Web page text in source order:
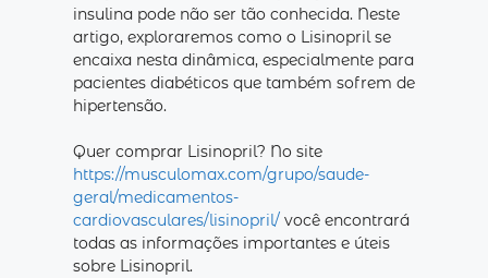
insulina pode não ser tão conhecida. Neste
artigo, exploraremos como o Lisinopril se
encaixa nesta dinâmica, especialmente para
pacientes diabéticos que também sofrem de
hipertensão.
Quer comprar Lisinopril? No site
https://musculomax.com/grupo/saude-
geral/medicamentos-
cardiovasculares/lisinopril/você encontrará
todas as informações importantes e úteis
sobre Lisinopril.